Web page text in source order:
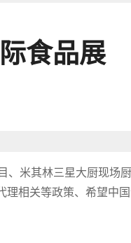
食品展
米其林三星大厨现场
相关等政策、希望中